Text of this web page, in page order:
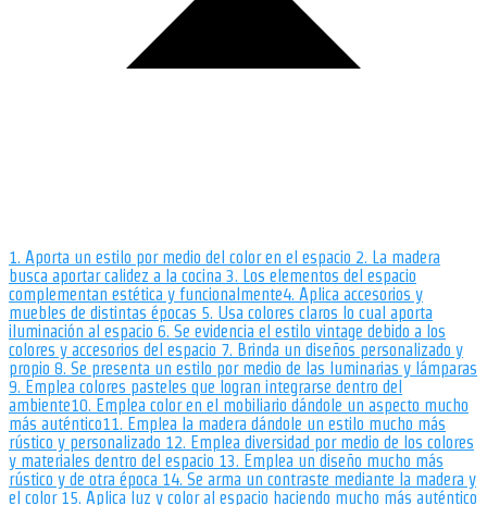
1. Aporta un estilo por medio del color en el espacio 2.
La madera
busca aportar calidez a la cocina 3.
Los elementos del espacio
complementan estética y funcionalmente4. Aplica accesorios y
muebles de distintas épocas 5. Usa colores claros lo cual aporta
iluminación al espacio 6. Se evidencia el estilo vintage debido a los
colores y accesorios del espacio 7. Brinda un diseños personalizado y
propio 8. Se presenta un estilo por medio de las luminarias y lámparas
9. Emplea colores pasteles que logran integrarse dentro del
ambiente10. Emplea color en el mobiliario dándole un aspecto mucho
más auténtico11. Emplea la madera dándole un estilo mucho más
rústico y personalizado 12. Emplea diversidad por medio de los colores
y materiales dentro del espacio 13. Emplea un diseño mucho más
rústico y de otra época 14. Se arma un contraste mediante la madera y
el color 15. Aplica luz y color al espacio haciendo mucho más auténtico